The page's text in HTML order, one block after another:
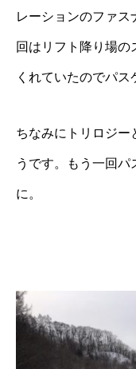
レーションのファス
回はリフト降り場の
くれていたのでパス
ちなみにトリロジー
うです。もう一回
に。